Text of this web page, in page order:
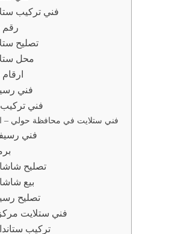
فني تركيب
رقم
تصليح
محل
فني
فني
فني ستلايت في محافظة حولي –
فني
تصليح
بيع
تصليح
فني ستلايت
تركيب